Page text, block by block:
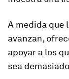
A medida que
avanzan,
apoyar a los
sea